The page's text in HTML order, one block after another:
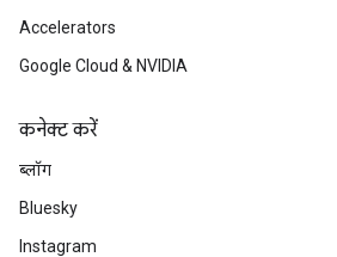
Accelerators
Google Cloud & NVIDIA
कनेक्ट करें
ब्लॉग
Bluesky
Instagram